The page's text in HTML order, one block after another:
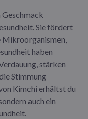
Sie fördert
Mikroorganismen,
haben
stärken
Stimmung
Kimchi erhältst du
auch ein